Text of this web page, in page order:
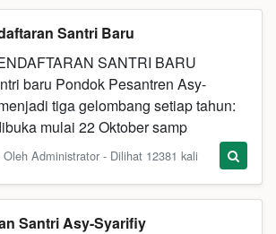
Santri Baru
SANTRI BARU
baru Pondok Pesantren Asy-
tiga gelombang setiap tahun:
mulai 22 Oktober samp
Administrator - Dilihat 12381 kali
Santri Asy-Syarifiy